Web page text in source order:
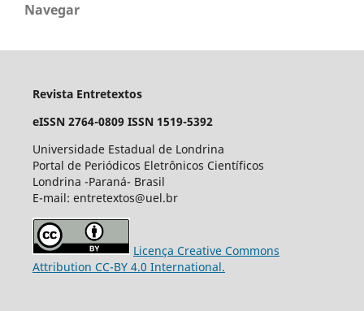
Navegar
Revista Entretextos
eISSN 2764-0809 ISSN 1519-5392
Universidade Estadual de Londrina
Portal de Periódicos Eletrônicos Científicos
Londrina -Paraná- Brasil
E-mail: entretextos@uel.br
Licença Creative Commons
Attribution CC-BY 4.0 International.